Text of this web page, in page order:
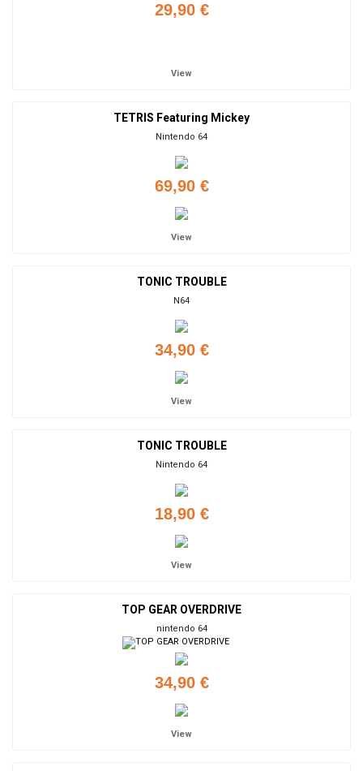
29,90 €
View
TETRIS Featuring Mickey
Nintendo 64
69,90 €
View
TONIC TROUBLE
N64
34,90 €
View
TONIC TROUBLE
Nintendo 64
18,90 €
View
TOP GEAR OVERDRIVE
nintendo 64
34,90 €
View